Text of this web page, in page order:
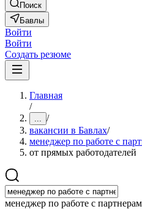
Поиск
Бавлы
Войти
Войти
Создать резюме
Главная
/
... /
вакансии в Бавлах/
менеджер по работе с
от прямых работодателей
менеджер по работе с